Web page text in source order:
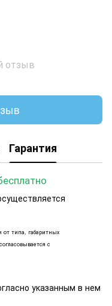
отзыв
Гарантия
от типа, габаритных
с
указанным в нем